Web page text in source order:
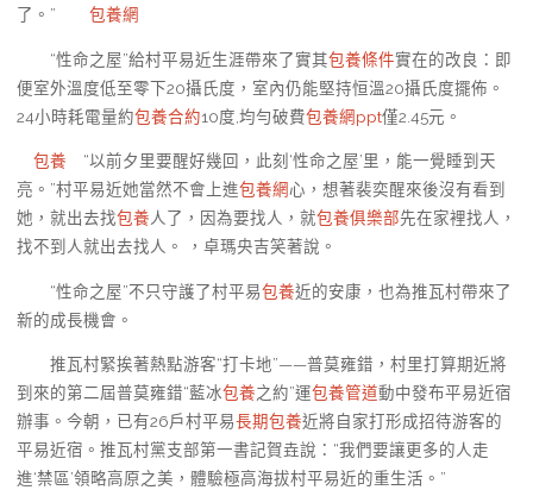
了。” 包養網
“性命之屋”給村平易近生涯帶來了實其包養條件實在的改良：即
便室外溫度低至零下20攝氏度，室內仍能堅持恒溫20攝氏度擺佈。
24小時耗電量約包養合約10度,均勻破費包養網ppt僅2.45元。
包養 “以前夕里要醒好幾回，此刻‘性命之屋’里，能一覺睡到天
亮。”村平易近她當然不會上進包養網心，想著裴奕醒來後沒有看到
她，就出去找包養人了，因為要找人，就包養俱樂部先在家裡找人，
找不到人就出去找人。 ，卓瑪央吉笑著說。
“性命之屋”不只守護了村平易包養近的安康，也為推瓦村帶來了
新的成長機會。
推瓦村緊挨著熱點游客“打卡地”——普莫雍錯，村里打算期近將
到來的第二屆普莫雍錯“藍冰包養之約”運包養管道動中發布平易近宿
辦事。今朝，已有26戶村平易長期包養近將自家打形成招待游客的
平易近宿。推瓦村黨支部第一書記賀垚說：“我們要讓更多的人走
進‘禁區’領略高原之美，體驗極高海拔村平易近的重生活。”